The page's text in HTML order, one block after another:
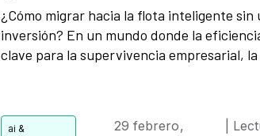
¿Cómo migrar hacia la flota inteligente sin
inversión? En un mundo donde la
clave para la supervivencia empresarial, la
29 febrero,
|